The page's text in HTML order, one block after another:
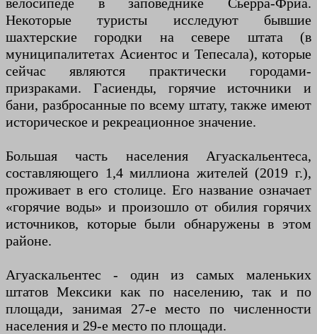
Некоторые туристы исследуют бывшие
шахтерские городки на севере штата (в
муниципалитетах Асиентос и Тепесала), которые
сейчас являются практически городами-
призраками. Гасиенды, горячие источники и
бани, разбросанные по всему штату, также имеют
историческое и рекреационное значение.
Большая часть населения Агуаскальентеса,
составляющего 1,4 миллиона жителей (2019 г.),
проживает в его столице. Его название означает
«горячие воды» и произошло от обилия горячих
источников, которые были обнаружены в этом
районе.
Агуаскальентес - один из самых маленьких
штатов Мексики как по населению, так и по
площади, занимая 27-е место по численности
населения и 29-е место по площади.